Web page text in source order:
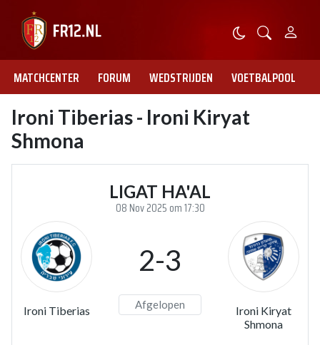
MATCHCENTER FORUM WEDSTRIJDEN VOETBALPOOL
Ironi Tiberias - Ironi Kiryat
Shmona
LIGAT HA'AL
08 Nov 2025 om 17:30
Ironi Tiberias
2-3
Afgelopen
Ironi Kiryat
Shmona